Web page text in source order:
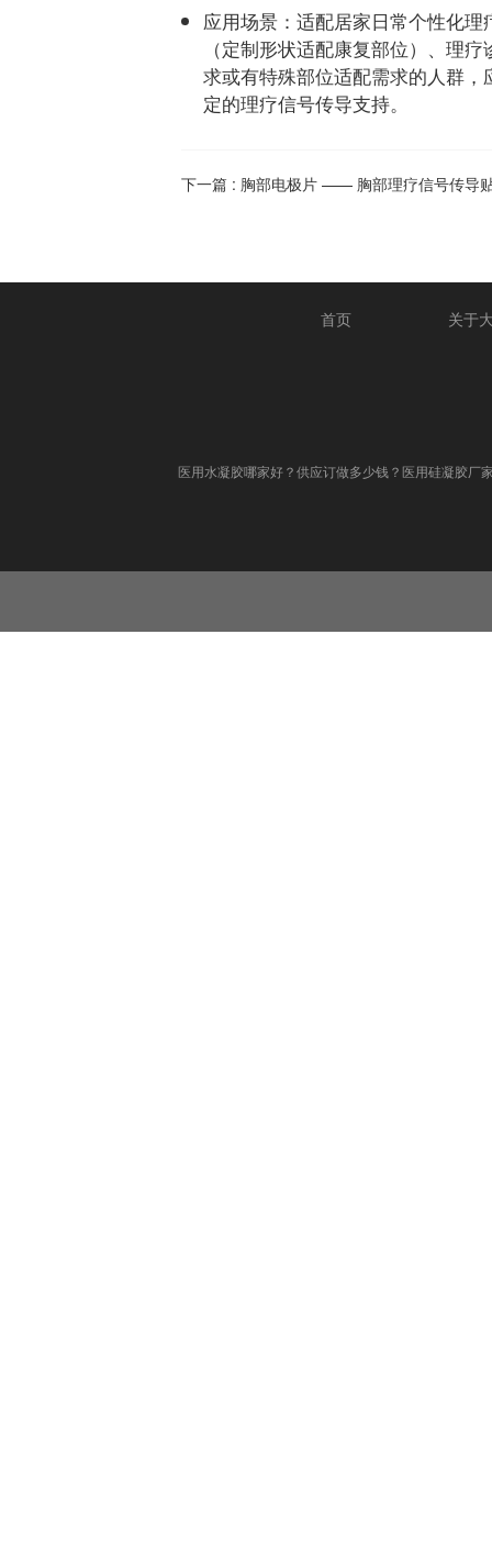
应用场景 ：适配居家日常个性化
（定制形状适配康复部位）、理
求或有特殊部位适配需求的人群
定的理疗信号传导支持。
下一篇 : 胸部电极片 —— 胸部理疗信号传导
医用水凝胶哪家好？供应订做多少钱？医用硅凝胶
首页 关于